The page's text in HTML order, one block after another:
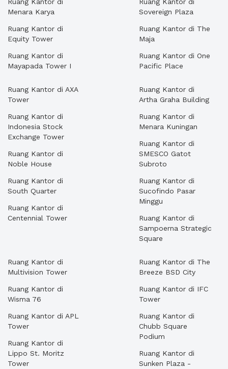
Menara Karya
Ruang Kantor di
Equity Tower
Ruang Kantor di
Mayapada Tower I
Sovereign Plaza
Ruang Kantor di The
Maja
Ruang Kantor di One
Pacific Place
Ruang Kantor di AXA
Tower
Ruang Kantor di
Indonesia Stock
Exchange Tower
Ruang Kantor di
Noble House
Ruang Kantor di
South Quarter
Ruang Kantor di
Centennial Tower
Ruang Kantor di
Artha Graha Building
Ruang Kantor di
Menara Kuningan
Ruang Kantor di
SMESCO Gatot
Subroto
Ruang Kantor di
Sucofindo Pasar
Minggu
Ruang Kantor di
Sampoerna Strategic
Square
Ruang Kantor di
Multivision Tower
Ruang Kantor di
Wisma 76
Ruang Kantor di APL
Tower
Ruang Kantor di
Lippo St. Moritz
Tower
Ruang Kantor di The
Breeze BSD City
Ruang Kantor di IFC
Tower
Ruang Kantor di
Chubb Square
Podium
Ruang Kantor di
Sunken Plaza -